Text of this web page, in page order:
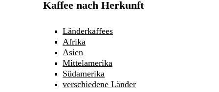
Kaffee nach Herkunft
Länderkaffees
Afrika
Asien
Mittelamerika
Südamerika
verschiedene Länder